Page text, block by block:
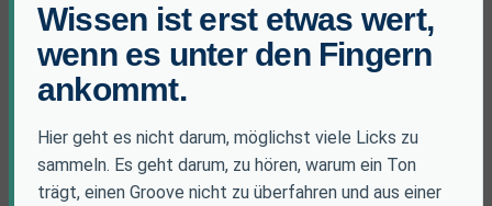
Wissen ist erst etwas wert,
wenn es unter den Fingern
ankommt.
Hier geht es nicht darum, möglichst viele Licks zu
sammeln. Es geht darum, zu hören, warum ein Ton
trägt, einen Groove nicht zu überfahren und aus einer